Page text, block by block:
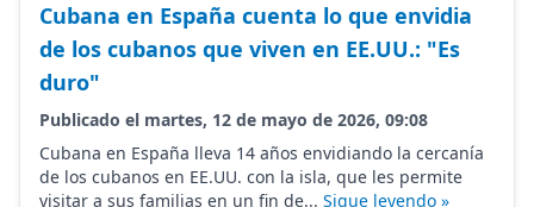
Cubana en España cuenta lo que envidia
de los cubanos que viven en EE.UU.: "Es
duro"
Publicado el martes, 12 de mayo de 2026, 09:08
Cubana en España lleva 14 años envidiando la cercanía
de los cubanos en EE.UU. con la isla, que les permite
visitar a sus familias en un fin de... Sigue leyendo »